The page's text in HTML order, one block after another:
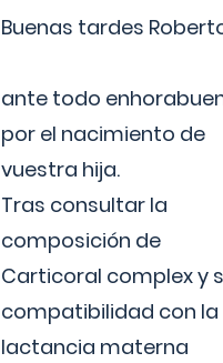
Buenas tardes
ante todo
por el nacimiento de
vuestra hija.
Tras consultar la
composición de
Carticoral complex y
compatibilidad con la
lactancia materna